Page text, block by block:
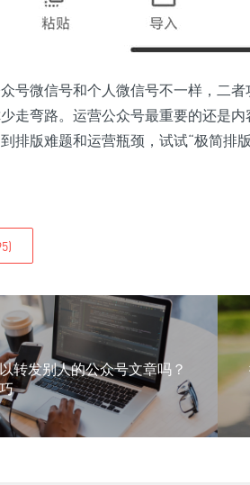
号微信号和个人微信号不一样，二
走弯路。运营公众号最重要的还是
排版难题和运营瓶颈，试试“极简排
)
转发别人的公众号文章吗？